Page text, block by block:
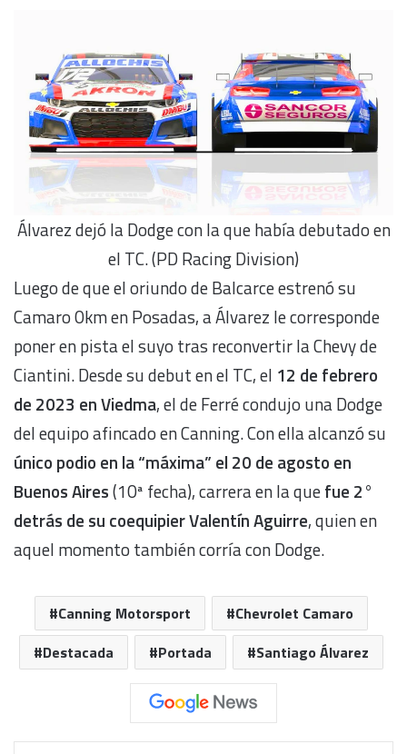
Álvarez dejó la Dodge con la que había debutado en
el TC. (PD Racing Division)
Luego de que el oriundo de Balcarce estrenó su
Camaro 0km en Posadas, a Álvarez le corresponde
poner en pista el suyo tras reconvertir la Chevy de
Ciantini. Desde su debut en el TC, el 12 de febrero
de 2023 en Viedma, el de Ferré condujo una Dodge
del equipo afincado en Canning. Con ella alcanzó su
único podio en la “máxima” el 20 de agosto en
Buenos Aires(10ª fecha), carrera en la quefue 2°
detrás de su coequipier Valentín Aguirre, quien en
aquel momento también corría con Dodge.
Canning Motorsport
Chevrolet Camaro
Destacada
Portada Santiago Álvarez